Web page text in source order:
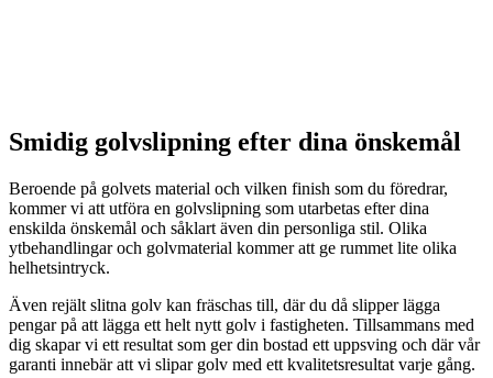
Smidig golvslipning efter dina önskemål
Beroende på golvets material och vilken finish som du föredrar,
kommer vi att utföra en golvslipning som utarbetas efter dina
enskilda önskemål och såklart även din personliga stil. Olika
ytbehandlingar och golvmaterial kommer att ge rummet lite olika
helhetsintryck.
Även rejält slitna golv kan fräschas till, där du då slipper lägga
pengar på att lägga ett helt nytt golv i fastigheten. Tillsammans med
dig skapar vi ett resultat som ger din bostad ett uppsving och där vår
garanti innebär att vi slipar golv med ett kvalitetsresultat varje gång.